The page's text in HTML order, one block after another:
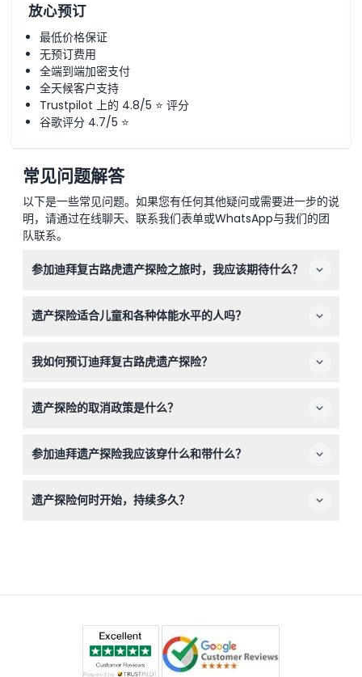
放心预订
最低价格保证
无预订费用
全端到端加密支付
全天候客户支持
Trustpilot 上的 4.8/5 ⭐ 评分
谷歌评分 4.7/5 ⭐
常见问题解答
以下是一些常见问题。如果您有任何其他疑问或需要进一步的说
明，请通过在线聊天、联系我们表单或WhatsApp与我们的团
队联系。
参加迪拜复古路虎遗产探险之旅时，我应该期待什么？
观察阿拉伯羚羊等本地野生动物，欣赏日落时分壮观的猎鹰
阿联酋晚餐。
遗产探险适合儿童和各种体能水平的人吗？
行程中乘坐复古路虎座位旅行、在贝都因营地轻松步行。然
我如何预订迪拜复古路虎遗产探险？
查看可用性，体验这次难忘的迪拜沙漠之旅。
遗产探险的取消政策是什么？
转账费用。少于24小时取消或未出现将收取全额费用。退
参加迪拜遗产探险我应该穿什么和带什么？
走。带上防晒霜、帽子和相机以捕捉野生动物和日落美景。
遗产探险何时开始，持续多久？